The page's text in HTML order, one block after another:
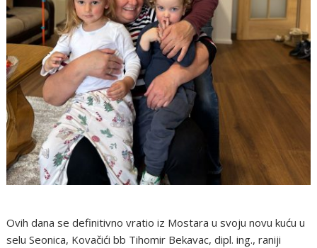
Ovih dana se definitivno vratio iz Mostara u svoju novu kuću u
selu Seonica, Kovačići bb Tihomir Bekavac, dipl. ing., raniji